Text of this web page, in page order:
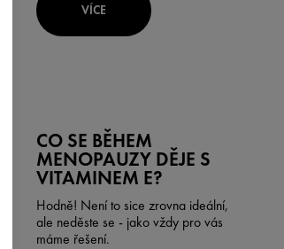
VÍCE
CO SE BĚHEM
MENOPAUZY DĚJE S
VITAMINEM E?
Hodně! Není to sice zrovna ideální,
ale neděste se - jako vždy pro vás
máme řešení.